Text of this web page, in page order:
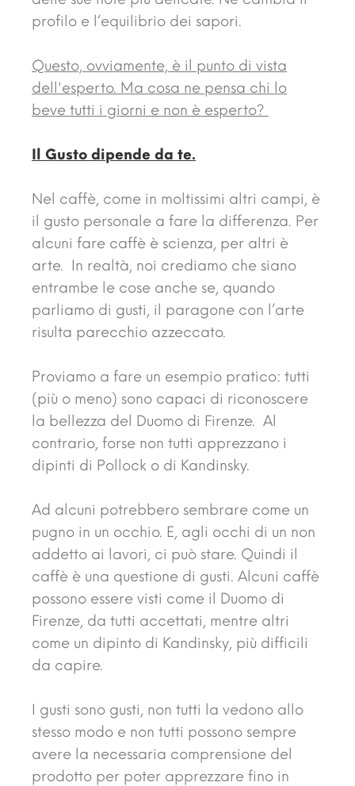
profilo e l’equilibrio dei sapori.
Questo, ovviamente, è il punto di vista
dell'esperto. Ma cosa ne pensa chi lo
beve tutti i giorni e non è esperto?
Il Gusto dipende da te.
Nel caffè, come in moltissimi altri campi, è
il gusto personale a fare la differenza. Per
alcuni fare caffè è scienza, per altri è
arte. In realtà, noi crediamo che siano
entrambe le cose anche se, quando
parliamo di gusti, il paragone con l’arte
risulta parecchio azzeccato.
Proviamo a fare un esempio pratico: tutti
(più o meno) sono capaci di riconoscere
la bellezza del Duomo di Firenze. Al
contrario, forse non tutti apprezzano i
dipinti di Pollock o di Kandinsky.
Ad alcuni potrebbero sembrare come un
pugno in un occhio. E, agli occhi di un non
addetto ai lavori, ci può stare. Quindi il
caffè è una questione di gusti. Alcuni caffè
possono essere visti come il Duomo di
Firenze, da tutti accettati, mentre altri
come un dipinto di Kandinsky, più difficili
da capire.
I gusti sono gusti, non tutti la vedono allo
stesso modo e non tutti possono sempre
avere la necessaria comprensione del
prodotto per poter apprezzare fino in